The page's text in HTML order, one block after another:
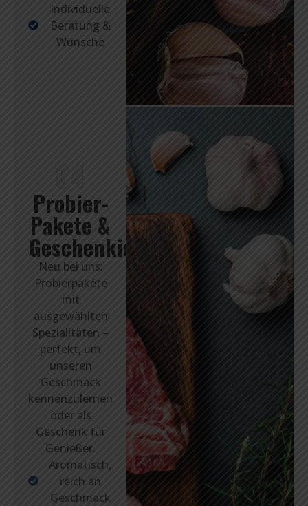
Individuelle
Beratung &
Wünsche
Probier-
Pakete &
Geschenkideen
Neu bei uns:
Probierpakete
mit
ausgewählten
Spezialitäten –
perfekt, um
unseren
Geschmack
kennenzulernen
oder als
Geschenk für
Genießer.
Aromatisch,
reich an
Geschmack